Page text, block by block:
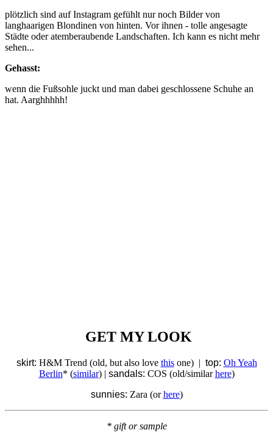
plötzlich sind auf Instagram gefühlt nur noch Bilder von
langhaarigen Blondinen von hinten. Vor ihnen - tolle angesagte
Städte oder atemberaubende Landschaften. Ich kann es nicht mehr
sehen...
Gehasst:
wenn die Fußsohle juckt und man dabei geschlossene Schuhe an
hat. Aarghhhhh!
GET MY LOOK
skirt: H&M Trend (old, but also love thisone) | top: Oh Yeah
Berlin* (similar) | sandals: COS (old/similarhere)
sunnies: Zara (orhere)
* gift or sample